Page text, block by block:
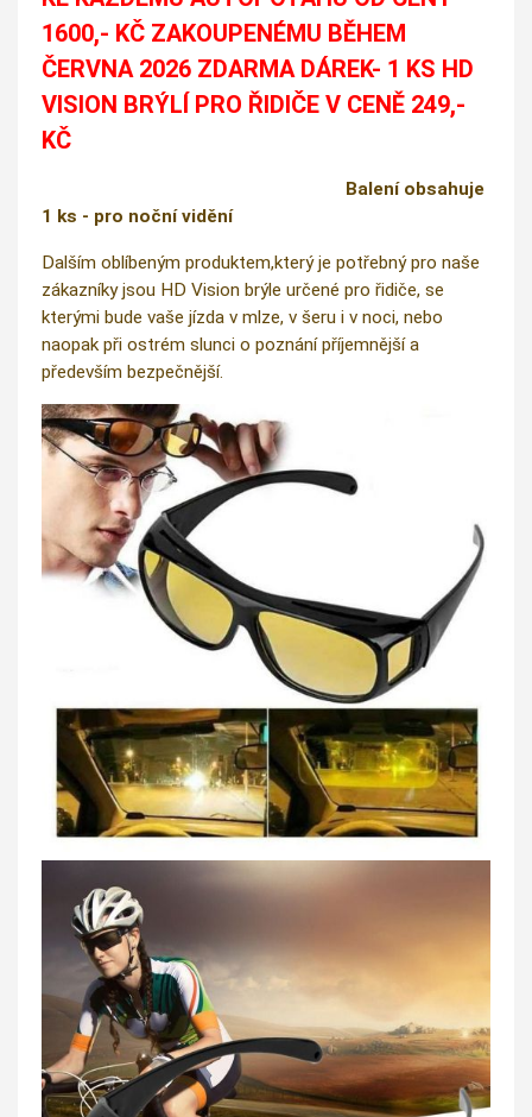
1600,- KČ ZAKOUPENÉMU BĚHEM
ČERVNA 2026 ZDARMA DÁREK- 1 KS HD
VISION BRÝLÍ PRO ŘIDIČE V CENĚ 249,-
KČ
Balení obsahuje
1 ks - pro noční vidění
Dalším oblíbeným produktem,který je potřebný pro naše
zákazníky jsou HD Vision brýle určené pro řidiče, se
kterými bude vaše jízda v mlze, v šeru i v noci, nebo
naopak při ostrém slunci o poznání příjemnější a
především bezpečnější.